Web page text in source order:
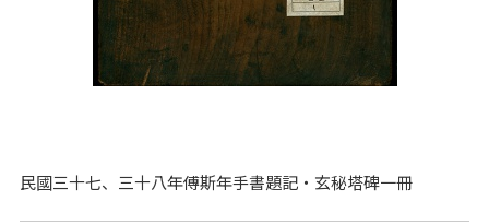
民國三十七、三十八年傅斯年手書題記‧玄秘塔碑一冊